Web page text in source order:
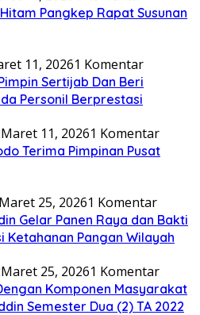
Hitam Pangkep Rapat Susunan
11, 20261 Komentar
Sertijab Dan Beri
Personil Berprestasi
Maret 11, 20261 Komentar
Terima Pimpinan Pusat
Maret 25, 20261 Komentar
Gelar Panen Raya dan Bakti
Ketahanan Pangan Wilayah
Maret 25, 20261 Komentar
Komponen Masyarakat
Semester Dua (2) TA 2022